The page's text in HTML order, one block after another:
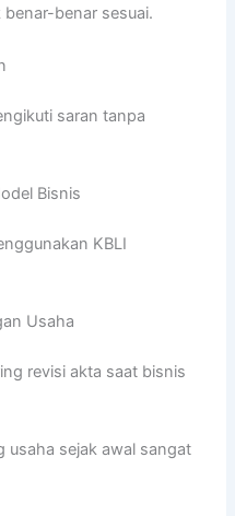
benar sesuai.
saran tanpa
Bisnis
KBLI
Usaha
revisi akta saat bisnis
usaha sejak awal sangat